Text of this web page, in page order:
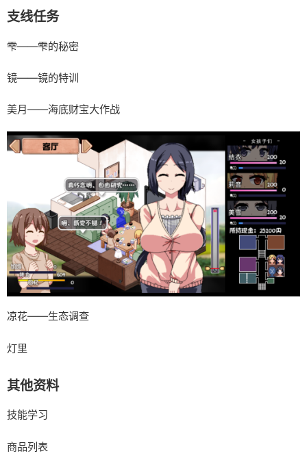
支线任务
雫——雫的秘密
镜——镜的特训
美月——海底财宝大作战
凉花——生态调查
灯里
其他资料
技能学习
商品列表